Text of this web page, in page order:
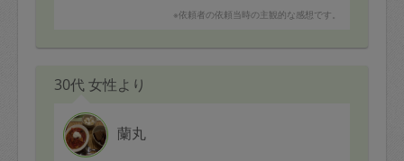
※依頼者の依頼当時の主観的な感想です。
30代 女性より
蘭丸